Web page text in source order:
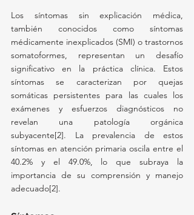
Los síntomas sin explicación médica,
también conocidos como síntomas
médicamente inexplicados (SMI) o trastornos
somatoformes, representan un desafío
significativo en la práctica clínica. Estos
síntomas se caracterizan por quejas
somáticas persistentes para las cuales los
exámenes y esfuerzos diagnósticos no
revelan una patología orgánica
subyacente[2]. La prevalencia de estos
síntomas en atención primaria oscila entre el
40.2% y el 49.0%, lo que subraya la
importancia de su comprensión y manejo
adecuado[2].